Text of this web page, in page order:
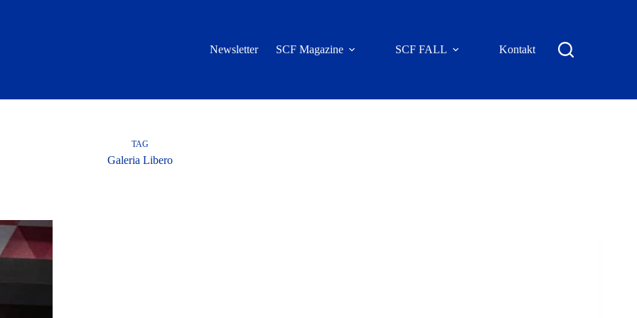
Newsletter SCF Magazine SCF FALL Kontakt
TAG
Galeria Libero